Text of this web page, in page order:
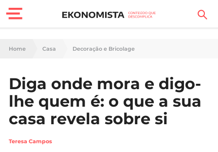
Finanças Pessoais
Carreira
Casa
Lifestyle
Home Casa Decoração e Bricolage
Diga onde mora e digo-
lhe quem é: o que a sua
casa revela sobre si
Teresa Campos